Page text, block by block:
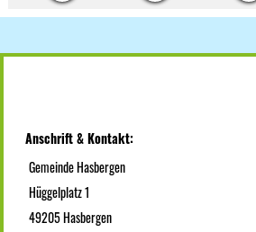
Anschrift & Kontakt:
Gemeinde Hasbergen
Hüggelplatz 1
49205 Hasbergen